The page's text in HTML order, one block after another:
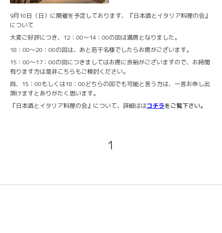
9月10日（日）に開催を予定しております、『日本酒とイタリア料理の会』
について
大変ご好評につき、12：00～14：00の回は満席となりました。
18：00～20：00の回は、あと若干名様でしたらお席がございます。
15：00～17：00の回につきましてはお席に余裕がございますので、お時間
有ります方は是非こちらもご検討ください。
尚、15：00もしくは18：00どちらの回でも可能と言う方は、一言お申し出
頂けますとありがたく思います。
『日本酒とイタリア料理の会』について、詳細ははコチラをご覧下さい。
1